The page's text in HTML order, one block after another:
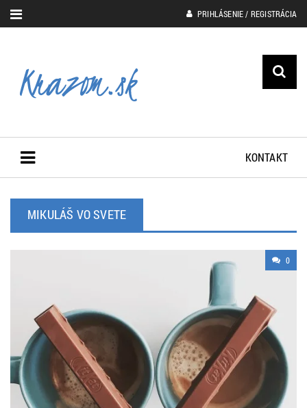
PRIHLÁSENIE / REGISTRÁCIA
KONTAKT
MIKULÁŠ VO SVETE
0